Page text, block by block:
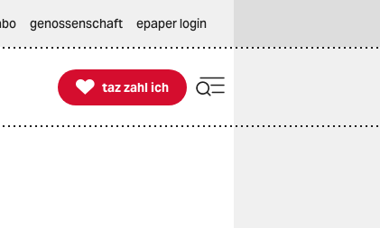
genossenschaft epaper login

taz zahl ich
taz zahl ich